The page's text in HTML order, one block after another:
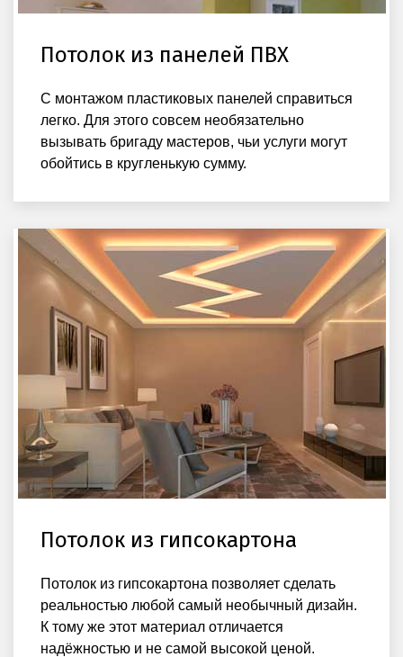
Потолок из панелей ПВХ
С монтажом пластиковых панелей справиться
легко. Для этого совсем необязательно
вызывать бригаду мастеров, чьи услуги могут
обойтись в кругленькую сумму.
Потолок из гипсокартона
Потолок из гипсокартона позволяет сделать
реальностью любой самый необычный дизайн.
К тому же этот материал отличается
надёжностью и не самой высокой ценой.